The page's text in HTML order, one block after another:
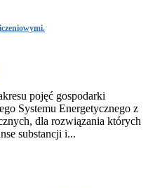
pojęć gospodarki
Systemu Energetycznego z
dla rozwiązania których
substancji i...